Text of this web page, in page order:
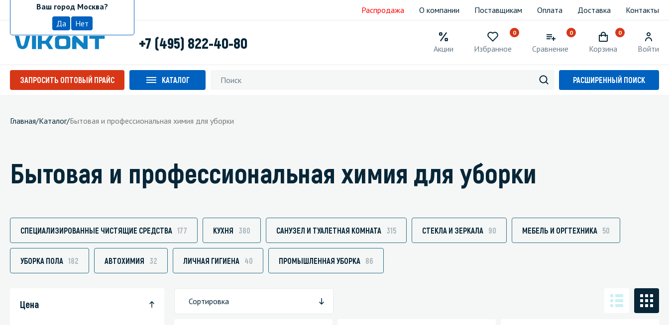
МоскваВаш город Москва?
Да
Нет
Распродажа О компании Поставщикам Оплата Доставка Контакты
+7 (495) 822-40-80 Акции
0
Избранное
0
Сравнение
0
Корзина Войти
ЗАПРОСИТЬ ОПТОВЫЙ ПРАЙС КАТАЛОГ
Специализированные чистящие средства Кухня
Средства для дезинфекции санузлов
Средства для мытья унитазов и сантехники
РАСШИРЕННЫЙ ПОИСК
Главная/Каталог/Бытовая и профессиональная химия для уборки
Бытовая и профессиональная химия для уборки
СПЕЦИАЛИЗИРОВАННЫЕ ЧИСТЯЩИЕ СРЕДСТВА 177 КУХНЯ 380 САНУЗЕЛ И ТУАЛЕТНАЯ КОМНАТА 315 СТЕКЛА И ЗЕРКАЛА 90 МЕБЕЛЬ И ОРГТЕХНИКА 50
УБОРКА ПОЛА 182 АВТОХИМИЯ 32 ЛИЧНАЯ ГИГИЕНА 40 ПРОМЫШЛЕННАЯ УБОРКА 86
Цена Сортировка